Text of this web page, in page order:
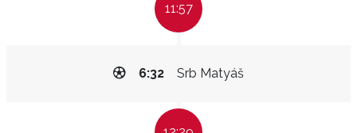
11:57
Srb Matyáš
6:32